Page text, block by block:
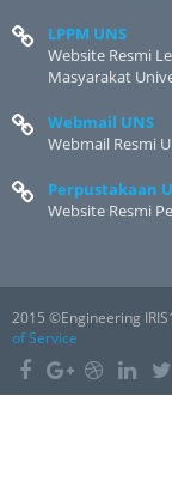
LPPM UNS
Website Resmi
Masyarakat
Webmail UNS
Webmail Resmi
Perpustakaan
Website Resmi
2015 ©Engineering
of Service